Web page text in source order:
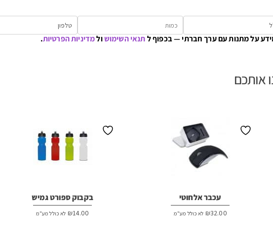
על מתנות עם ערך חברתי — בכפוף לתנאי השימושולמדיניות הפרטיות.
אותכם
עכבר אלחוטי
₪32.00 לא כולל מע"מ
בקבוק ספורט גמיש
₪14.00 לא כולל מע"מ